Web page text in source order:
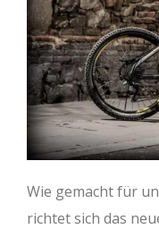
Wie gemacht für
richtet sich das